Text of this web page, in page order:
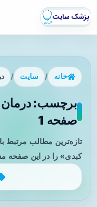
خانه / سایت /
برچسب: درمان
صفحه 1
تازه‌ترین مطالب مرتبط
کبدی» را در این صفحه